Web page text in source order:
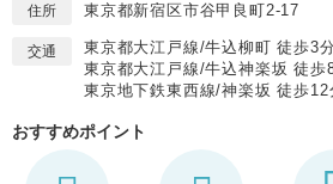
住所 東京都新宿区市谷甲良町2-17
交通
東京都大江戸線/牛込柳町 徒歩3分
東京都大江戸線/牛込神楽坂 徒歩
東京地下鉄東西線/神楽坂 徒歩12
おすすめポイント